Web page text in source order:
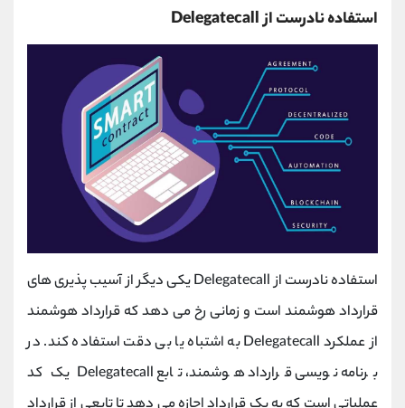
استفاده نادرست ازDelegatecall
استفاده نادرست ازDelegatecallیکی دیگر از آسیب پذیری های
قرارداد هوشمند است و زمانی رخ می دهد که قرارداد هوشمند
از عملکرد Delegatecallبه اشتباه یا بی دقت استفاده کند. در
برنامه نویسی قرارداد هوشمند، تابعDelegatecall یک کد